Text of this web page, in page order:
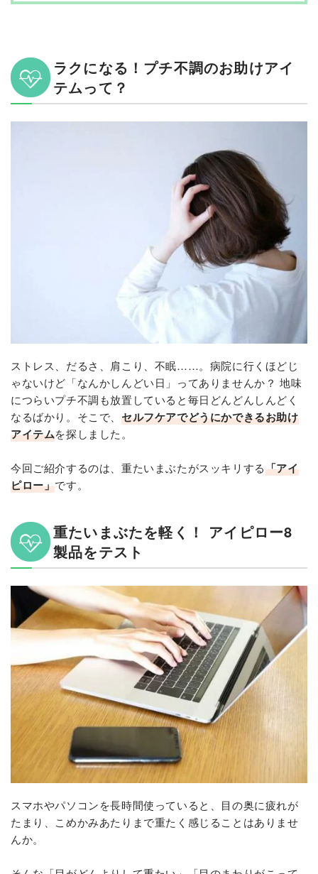
ラクになる！プチ不調のお助けアイ
テムって？
ストレス、だるさ、肩こり、不眠……。病院に行くほどじ
ゃないけど「なんかしんどい日」ってありませんか？ 地味
につらいプチ不調も放置していると毎日どんどんしんどく
なるばかり。そこで、 セルフケアでどうにかできるお助け
アイテムを探しました。
今回ご紹介するのは、重たいまぶたがスッキリする「アイ
ピロー」です。
重たいまぶたを軽く！ アイピロー8
製品をテスト
スマホやパソコンを長時間使っていると、目の奥に疲れが
たまり、こめかみあたりまで重たく感じることはありませ
んか。